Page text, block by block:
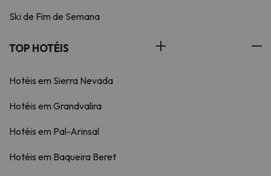
Ski de Fim de Semana
TOP HOTÉIS
Hotéis em Sierra Nevada
Hotéis em Grandvalira
Hotéis em Pal-Arinsal
Hotéis em Baqueira Beret